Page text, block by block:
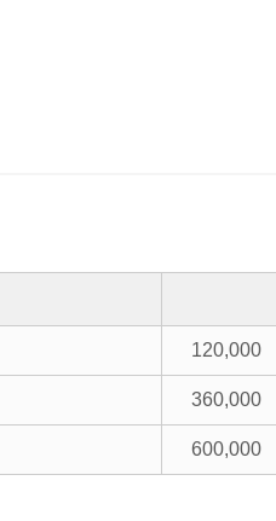
120,000
360,000
600,000